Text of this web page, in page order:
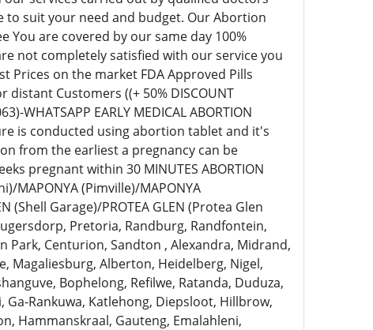
suit your need and budget. Our Abortion
You are covered by our same day 100%
not completely satisfied with our service you
Prices on the market FDA Approved Pills
Customers ((+ 50% DISCOUNT
WHATSAPP EARLY MEDICAL ABORTION
is conducted using abortion tablet and it's
from the earliest a pregnancy can be
pregnant within 30 MINUTES ABORTION
MAPONYA (Pimville)/MAPONYA
(Shell Garage)/PROTEA GLEN (Protea Glen
Pretoria, Randburg, Randfontein,
Park, Centurion, Sandton , Alexandra, Midrand,
Magaliesburg, Alberton, Heidelberg, Nigel,
Bophelong, Refilwe, Ratanda, Duduza,
Rankuwa, Katlehong, Diepsloot, Hillbrow,
Hammanskraal, Gauteng, Emalahleni,